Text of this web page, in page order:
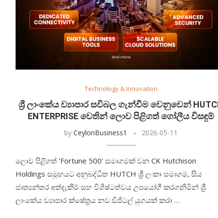
Technology & Innovation
ශ්‍රී ලාංකේය ව්‍යාපාර සවිබල ගැන්වීම වෙනුවෙන්
ENTERPRISE වෙතින් ලොව පිළිගත් ගෝලීය විසඳුම්
byCeylonBusiness1 2026-05-11
ලොව පිළිගත් ‘Fortune 500’ සමාගමක් වන CK Hutchison
Holdings සමූහයට අනුබද්ධිත HUTCH ශ්‍රී ලංකා සමාගම, සිය
ජාත්‍යන්තර අත්දැකීම් සහ විශිෂ්ටත්වය උපයෝගී කරගනිමින් ශ්‍රී
ලාංකේය ව්‍යාපාර ක්ෂේත්‍රය නව ඩිජිටල් යුගයක් කරා …